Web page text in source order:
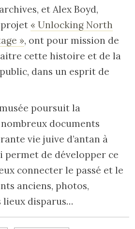
et Alex Boyd,
« Unlocking North
», ont pour mission de
cette histoire et de la
dans un esprit de
poursuit la
documents
vie juive d’antan à
permet de développer ce
connecter le passé et le
anciens, photos,
lieux disparus…